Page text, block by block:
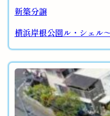
新築分譲
横浜岸根公園ル・シェル